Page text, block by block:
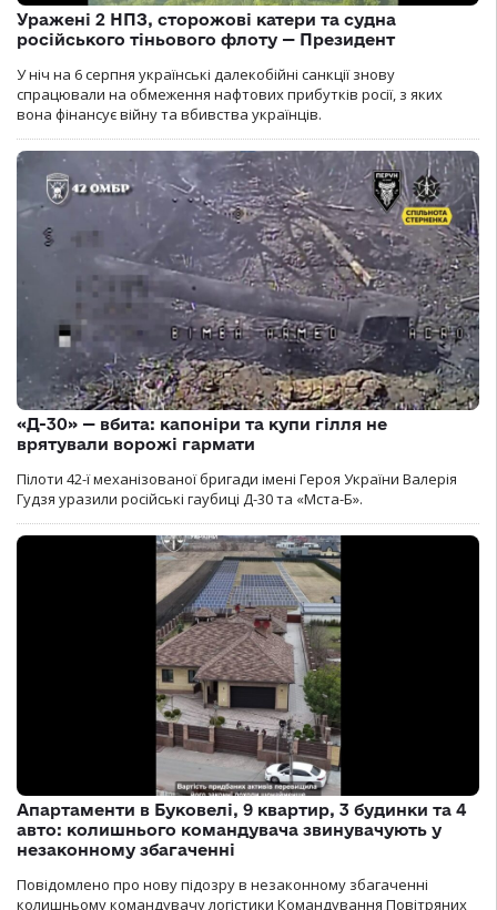
Уражені 2 НПЗ, сторожові катери та судна
російського тіньового флоту — Президент
У ніч на 6 серпня українські далекобійні санкції знову
спрацювали на обмеження нафтових прибутків росії, з яких
вона фінансує війну та вбивства українців.
«Д-30» — вбита: капоніри та купи гілля не
врятували ворожі гармати
Пілоти 42-ї механізованої бригади імені Героя України Валерія
Гудзя уразили російські гаубиці Д-30 та «Мста-Б».
Апартаменти в Буковелі, 9 квартир, 3 будинки та 4
авто: колишнього командувача звинувачують у
незаконному збагаченні
Повідомлено про нову підозру в незаконному збагаченні
колишньому командувачу логістики Командування Повітряних